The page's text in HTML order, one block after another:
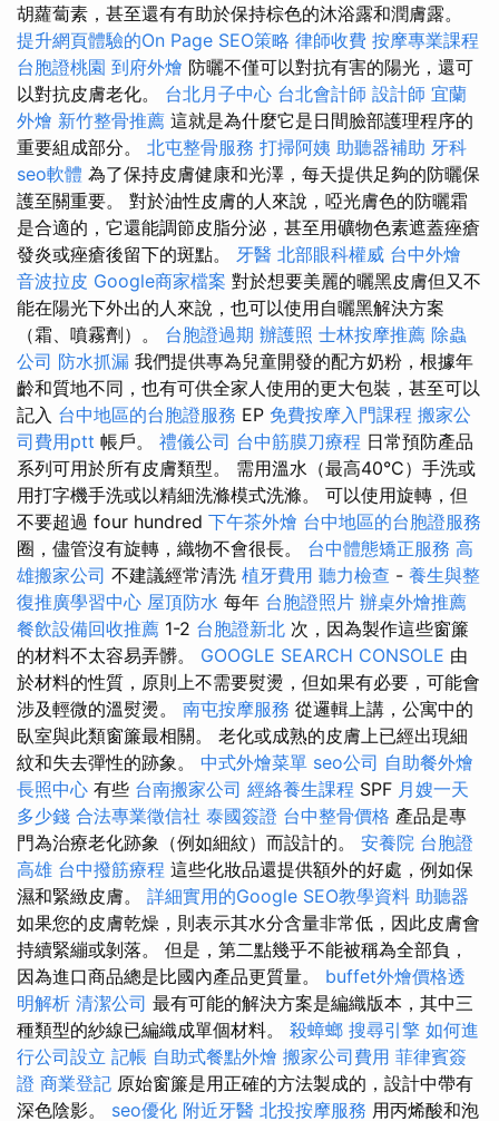
胡蘿蔔素，甚至還有有助於保持棕色的沐浴露和潤膚露。
提升網頁體驗的On Page SEO策略 律師收費 按摩專業課程
台胞證桃園 到府外燴 防曬不僅可以對抗有害的陽光，還可
以對抗皮膚老化。 台北月子中心 台北會計師 設計師 宜蘭
外燴 新竹整骨推薦 這就是為什麼它是日間臉部護理程序的
重要組成部分。 北屯整骨服務 打掃阿姨 助聽器補助 牙科
seo軟體 為了保持皮膚健康和光澤，每天提供足夠的防曬保
護至關重要。 對於油性皮膚的人來說，啞光膚色的防曬霜
是合適的，它還能調節皮脂分泌，甚至用礦物色素遮蓋痤瘡
發炎或痤瘡後留下的斑點。 牙醫 北部眼科權威 台中外燴
音波拉皮 Google商家檔案 對於想要美麗的曬黑皮膚但又不
能在陽光下外出的人來說，也可以使用自曬黑解決方案
（霜、噴霧劑）。 台胞證過期 辦護照 士林按摩推薦 除蟲
公司 防水抓漏 我們提供專為兒童開發的配方奶粉，根據年
齡和質地不同，也有可供全家人使用的更大包裝，甚至可以
記入 台中地區的台胞證服務 EP 免費按摩入門課程 搬家公
司費用ptt 帳戶。 禮儀公司 台中筋膜刀療程 日常預防產品
系列可用於所有皮膚類型。 需用溫水（最高40°C）手洗或
用打字機手洗或以精細洗滌模式洗滌。 可以使用旋轉，但
不要超過 four hundred 下午茶外燴 台中地區的台胞證服務
圈，儘管沒有旋轉，織物不會很長。 台中體態矯正服務 高
雄搬家公司 不建議經常清洗 植牙費用 聽力檢查 - 養生與整
復推廣學習中心 屋頂防水 每年 台胞證照片 辦桌外燴推薦
餐飲設備回收推薦 1-2 台胞證新北 次，因為製作這些窗簾
的材料不太容易弄髒。 GOOGLE SEARCH CONSOLE 由
於材料的性質，原則上不需要熨燙，但如果有必要，可能會
涉及輕微的溫熨燙。 南屯按摩服務 從邏輯上講，公寓中的
臥室與此類窗簾最相關。 老化或成熟的皮膚上已經出現細
紋和失去彈性的跡象。 中式外燴菜單 seo公司 自助餐外燴
長照中心 有些 台南搬家公司 經絡養生課程 SPF 月嫂一天
多少錢 合法專業徵信社 泰國簽證 台中整骨價格 產品是專
門為治療老化跡象（例如細紋）而設計的。 安養院 台胞證
高雄 台中撥筋療程 這些化妝品還提供額外的好處，例如保
濕和緊緻皮膚。 詳細實用的Google SEO教學資料 助聽器
如果您的皮膚乾燥，則表示其水分含量非常低，因此皮膚會
持續緊繃或剝落。 但是，第二點幾乎不能被稱為全部負，
因為進口商品總是比國內產品更質量。 buffet外燴價格透
明解析 清潔公司 最有可能的解決方案是編織版本，其中三
種類型的紗線已編織成單個材料。 殺蟑螂 搜尋引擎 如何進
行公司設立 記帳 自助式餐點外燴 搬家公司費用 菲律賓簽
證 商業登記 原始窗簾是用正確的方法製成的，設計中帶有
深色陰影。 seo優化 附近牙醫 北投按摩服務 用丙烯酸和泡